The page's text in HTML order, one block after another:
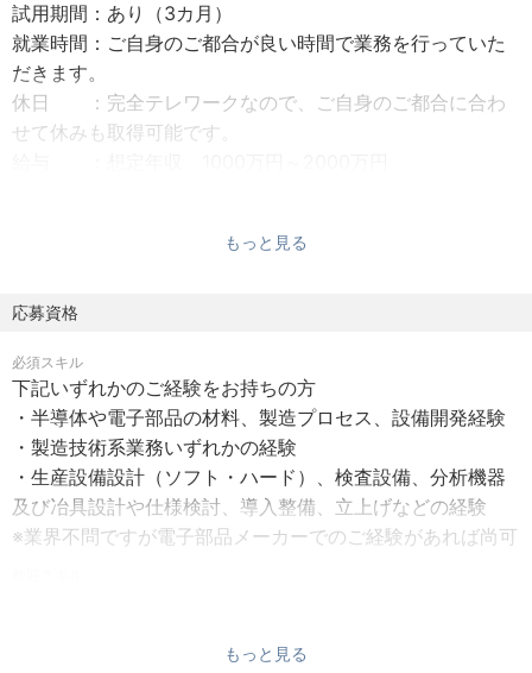
【募集背景】
コロナの影響を受け、通常のIT業務が発展しつつある一
方、単にIT業界だけではなく、ほかの業界へも人材サービ
スを行い始めました。特に製造業におけるオンラインの問
い合わせが急増しております。
社内に現在対応できるコンサルタント（講師）がいないた
師）を新たに迎えたく募集しております。
【業務内容】
ご経験やご専門に応じて、工場生産現場が直面する以下の
ような課題に対して、技術的あるいや市場的な観点からア
ドバイスや解決策をご提案いただきます。
・材料・工程・設備に関する技術課題の解決
試用期間：あり（3カ月）
就業時間：ご自身のご都合が良い時間で業務を行っていた
だきます。
休日 ：完全テレワークなので、ご自身のご都合に合わ
せて休みも取得可能です。
福利厚生：業務状況によって、50万円～200万円相当の感
もっと見る
応募資格
必須スキル
下記いずれかのご経験をお持ちの方
・半導体や電子部品の材料、製造プロセス、設備開発経験
・製造技術系業務いずれかの経験
・生産設備設計（ソフト・ハード）、検査設備、分析機器
及び冶具設計や仕様検討、導入整備、立上げなどの経験
※業界不問ですが電子部品メーカーでのご経験があれば尚可
3.業界で3年以上の技術職もしくは営業経験がある方
もっと見る